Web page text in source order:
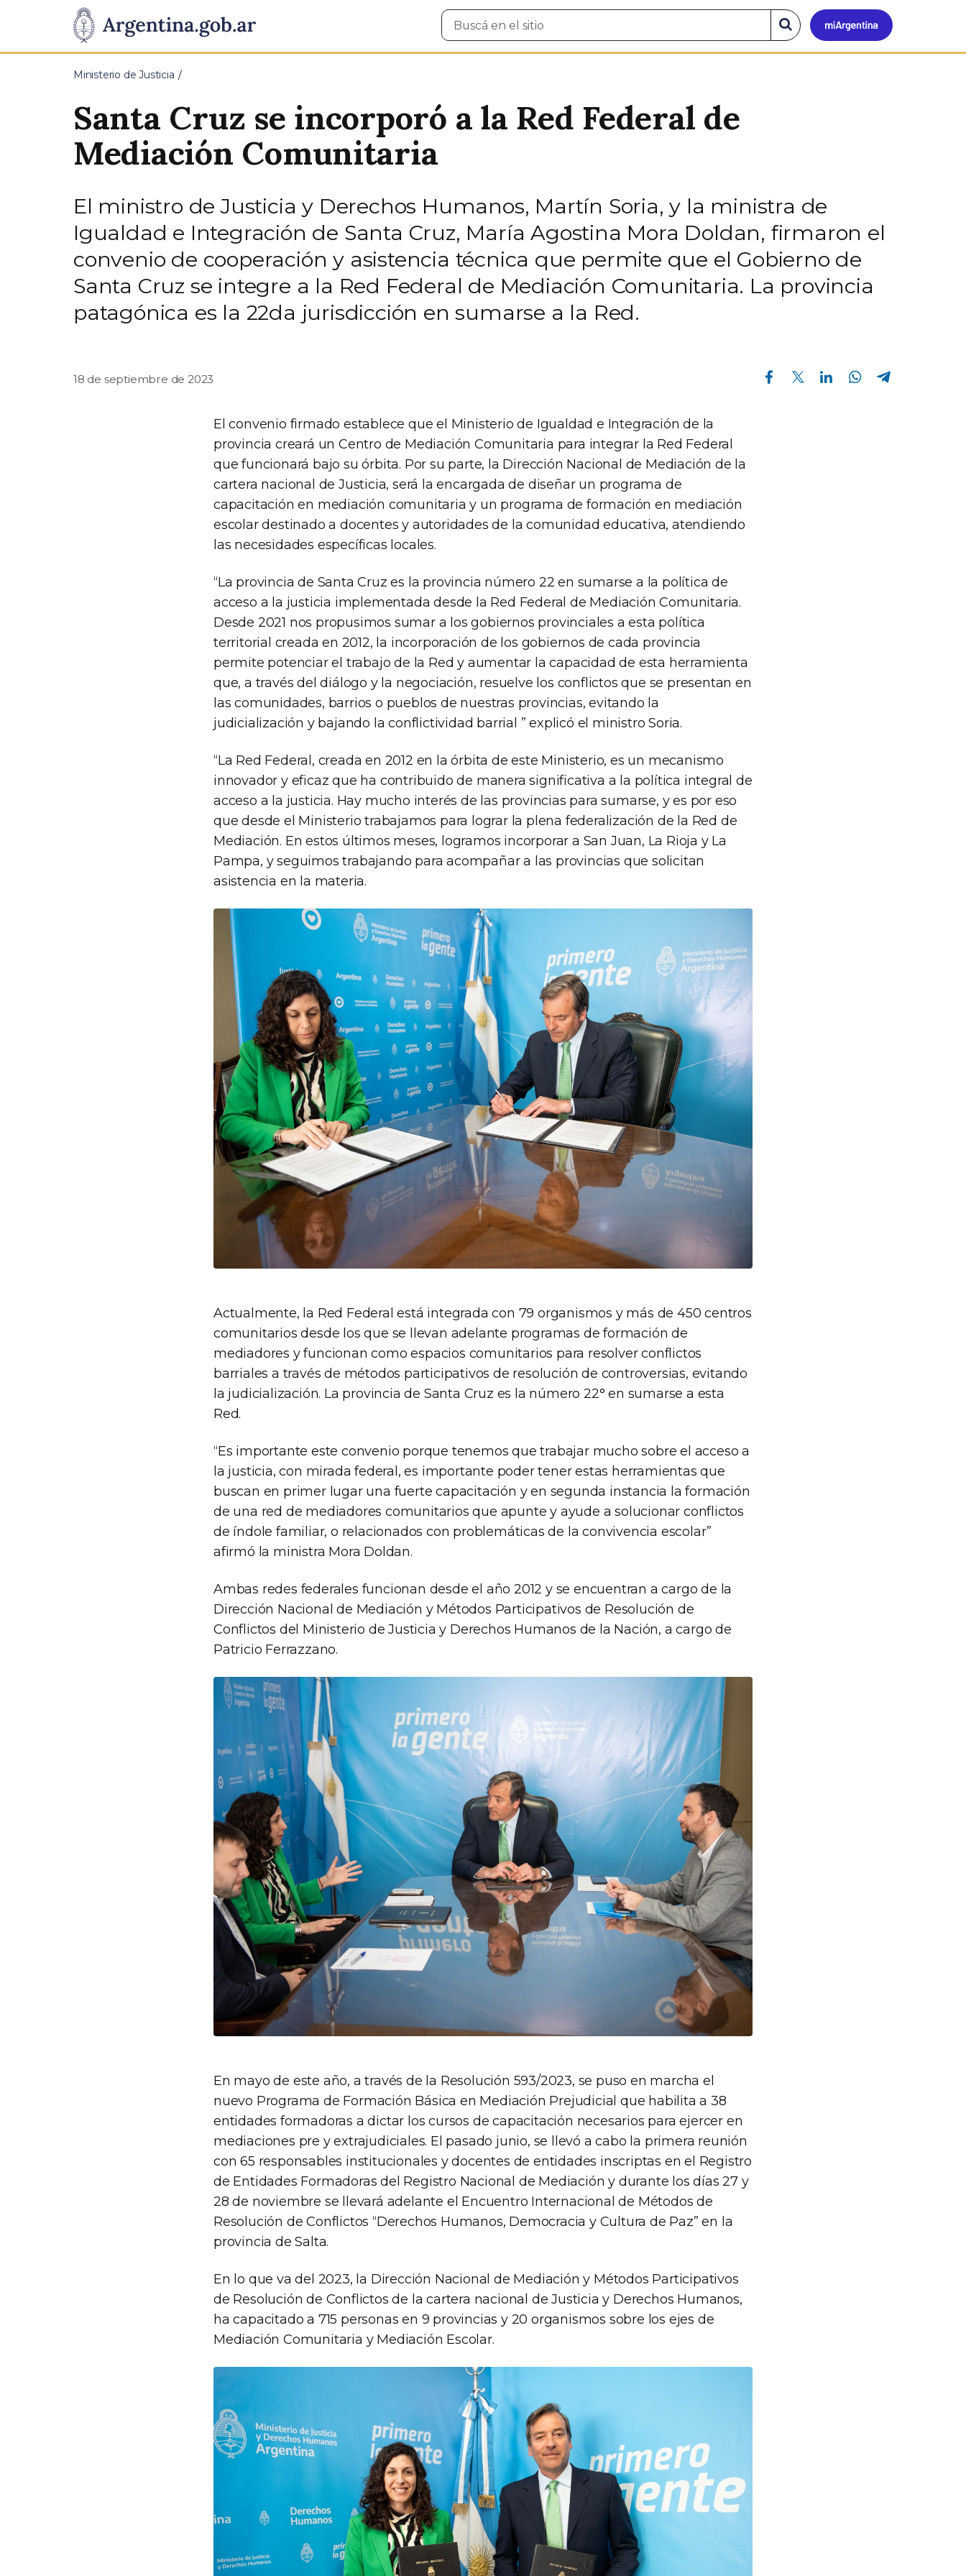
Presidencia
de
Pasar al contenido principal
Mi
Buscar
en
Buscar
en
el
Ministerio de Justicia
Santa Cruz se incorporó a la Red Federal de
Mediación Comunitaria
El ministro de Justicia y Derechos Humanos, Martín Soria, y la ministra de
Igualdad e Integración de Santa Cruz, María Agostina Mora Doldan, firmaron el
convenio de cooperación y asistencia técnica que permite que el Gobierno de
Santa Cruz se integre a la Red Federal de Mediación Comunitaria. La provincia
patagónica es la 22da jurisdicción en sumarse a la Red.
18 de septiembre de 2023
Compartir en Facebook Compartir en Twitter Compartir en Linkedin Compartir en Whatsapp
El convenio firmado establece que el Ministerio de Igualdad e Integración de la
provincia creará un Centro de Mediación Comunitaria para integrar la Red Federal
que funcionará bajo su órbita. Por su parte, la Dirección Nacional de Mediación de la
cartera nacional de Justicia, será la encargada de diseñar un programa de
capacitación en mediación comunitaria y un programa de formación en mediación
escolar destinado a docentes y autoridades de la comunidad educativa, atendiendo
las necesidades específicas locales.
“La provincia de Santa Cruz es la provincia número 22 en sumarse a la política de
acceso a la justicia implementada desde la Red Federal de Mediación Comunitaria.
Desde 2021 nos propusimos sumar a los gobiernos provinciales a esta política
territorial creada en 2012, la incorporación de los gobiernos de cada provincia
permite potenciar el trabajo de la Red y aumentar la capacidad de esta herramienta
que, a través del diálogo y la negociación, resuelve los conflictos que se presentan en
las comunidades, barrios o pueblos de nuestras provincias, evitando la
judicialización y bajando la conflictividad barrial ” explicó el ministro Soria.
“La Red Federal, creada en 2012 en la órbita de este Ministerio, es un mecanismo
innovador y eficaz que ha contribuido de manera significativa a la política integral de
acceso a la justicia. Hay mucho interés de las provincias para sumarse, y es por eso
que desde el Ministerio trabajamos para lograr la plena federalización de la Red de
Mediación. En estos últimos meses, logramos incorporar a San Juan, La Rioja y La
Pampa, y seguimos trabajando para acompañar a las provincias que solicitan
asistencia en la materia.
Actualmente, la Red Federal está integrada con 79 organismos y más de 450 centros
comunitarios desde los que se llevan adelante programas de formación de
mediadores y funcionan como espacios comunitarios para resolver conflictos
barriales a través de métodos participativos de resolución de controversias, evitando
la judicialización. La provincia de Santa Cruz es la número 22° en sumarse a esta
Red.
“Es importante este convenio porque tenemos que trabajar mucho sobre el acceso a
la justicia, con mirada federal, es importante poder tener estas herramientas que
buscan en primer lugar una fuerte capacitación y en segunda instancia la formación
de una red de mediadores comunitarios que apunte y ayude a solucionar conflictos
de índole familiar, o relacionados con problemáticas de la convivencia escolar”
afirmó la ministra Mora Doldan.
Ambas redes federales funcionan desde el año 2012 y se encuentran a cargo de la
Dirección Nacional de Mediación y Métodos Participativos de Resolución de
Conflictos del Ministerio de Justicia y Derechos Humanos de la Nación, a cargo de
Patricio Ferrazzano.
En mayo de este año, a través de la Resolución 593/2023, se puso en marcha el
nuevo Programa de Formación Básica en Mediación Prejudicial que habilita a 38
entidades formadoras a dictar los cursos de capacitación necesarios para ejercer en
mediaciones pre y extrajudiciales. El pasado junio, se llevó a cabo la primera reunión
con 65 responsables institucionales y docentes de entidades inscriptas en el Registro
de Entidades Formadoras del Registro Nacional de Mediación y durante los días 27 y
28 de noviembre se llevará adelante el Encuentro Internacional de Métodos de
Resolución de Conflictos “Derechos Humanos, Democracia y Cultura de Paz” en la
provincia de Salta.
En lo que va del 2023, la Dirección Nacional de Mediación y Métodos Participativos
de Resolución de Conflictos de la cartera nacional de Justicia y Derechos Humanos,
ha capacitado a 715 personas en 9 provincias y 20 organismos sobre los ejes de
Mediación Comunitaria y Mediación Escolar.